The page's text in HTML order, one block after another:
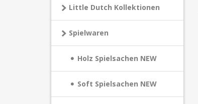
Little Dutch Kollektionen
Spielwaren
Holz Spielsachen NEW
Soft Spielsachen NEW